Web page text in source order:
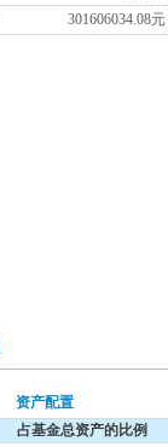
301606034.08元
资产配置
占基金总资产的比例